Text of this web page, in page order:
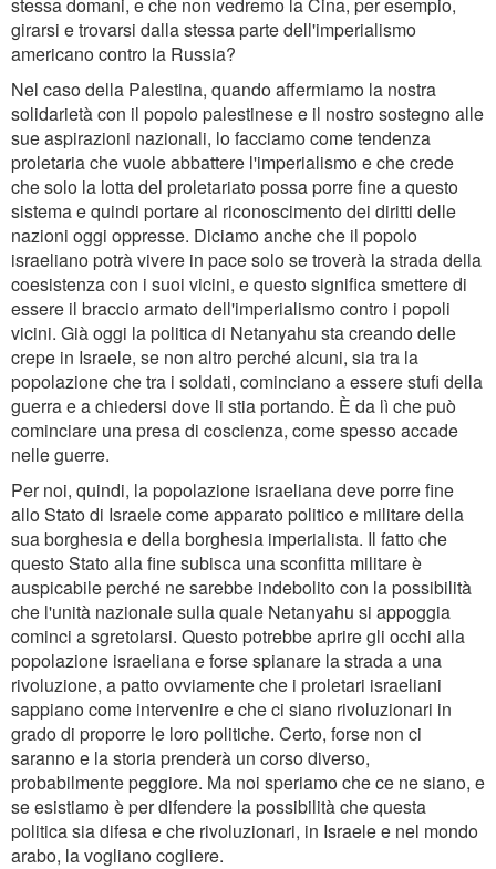
girarsi e trovarsi dalla stessa parte dell'imperialismo
americano contro la Russia?
Nel caso della Palestina, quando affermiamo la nostra
solidarietà con il popolo palestinese e il nostro sostegno alle
sue aspirazioni nazionali, lo facciamo come tendenza
proletaria che vuole abbattere l'imperialismo e che crede
che solo la lotta del proletariato possa porre fine a questo
sistema e quindi portare al riconoscimento dei diritti delle
nazioni oggi oppresse. Diciamo anche che il popolo
israeliano potrà vivere in pace solo se troverà la strada della
coesistenza con i suoi vicini, e questo significa smettere di
essere il braccio armato dell'imperialismo contro i popoli
vicini. Già oggi la politica di Netanyahu sta creando delle
crepe in Israele, se non altro perché alcuni, sia tra la
popolazione che tra i soldati, cominciano a essere stufi della
guerra e a chiedersi dove li stia portando. È da lì che può
cominciare una presa di coscienza, come spesso accade
nelle guerre.
Per noi, quindi, la popolazione israeliana deve porre fine
allo Stato di Israele come apparato politico e militare della
sua borghesia e della borghesia imperialista. Il fatto che
questo Stato alla fine subisca una sconfitta militare è
auspicabile perché ne sarebbe indebolito con la possibilità
che l'unità nazionale sulla quale Netanyahu si appoggia
cominci a sgretolarsi. Questo potrebbe aprire gli occhi alla
popolazione israeliana e forse spianare la strada a una
rivoluzione, a patto ovviamente che i proletari israeliani
sappiano come intervenire e che ci siano rivoluzionari in
grado di proporre le loro politiche. Certo, forse non ci
saranno e la storia prenderà un corso diverso,
probabilmente peggiore. Ma noi speriamo che ce ne siano, e
se esistiamo è per difendere la possibilità che questa
politica sia difesa e che rivoluzionari, in Israele e nel mondo
arabo, la vogliano cogliere.